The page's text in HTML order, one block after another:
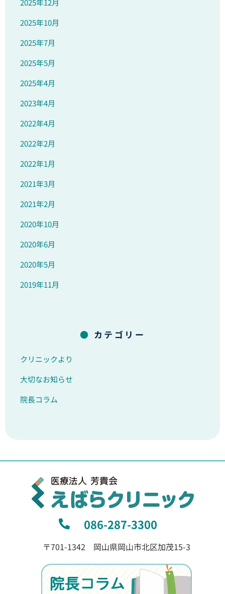
2025年12月
2025年10月
2025年7月
2025年5月
2025年4月
2023年4月
2022年4月
2022年2月
2022年1月
2021年3月
2021年2月
2020年10月
2020年6月
2020年5月
2019年11月
カテゴリー
クリニックより
大切なお知らせ
院長コラム
086-287-3300
〒701-1342 岡山県岡山市北区加茂15-3